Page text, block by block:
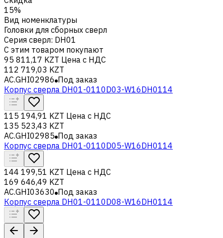
15%
Вид номенклатуры
Головки для сборных сверл
Серия сверл: DH01
С этим товаром покупают
95 811,17 KZT Цена с НДС
112 719,03 KZT
AC.GHI02986 Под заказ
Корпус сверла DH01-0110D03-W16DH0114
115 194,91 KZT Цена с НДС
135 523,43 KZT
AC.GHI02985 Под заказ
Корпус сверла DH01-0110D05-W16DH0114
144 199,51 KZT Цена с НДС
169 646,49 KZT
AC.GHI03630 Под заказ
Корпус сверла DH01-0110D08-W16DH0114